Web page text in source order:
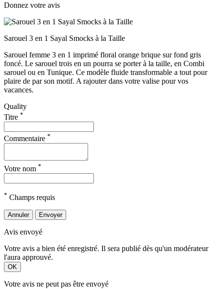
Donnez votre avis
Sarouel 3 en 1 Sayal Smocks à la Taille
Sarouel femme 3 en 1 imprimé floral orange brique sur fond gris
foncé. Le sarouel trois en un pourra se porter à la taille, en Combi
sarouel ou en Tunique. Ce modèle fluide transformable a tout pour
plaire de par son motif. A rajouter dans votre valise pour vos
vacances.
Quality
Titre *
Commentaire *
Votre nom *
* Champs requis
Annuler Envoyer
Avis envoyé
Votre avis a bien été enregistré. Il sera publié dès qu'un modérateur
l'aura approuvé.
OK
Votre avis ne peut pas être envoyé